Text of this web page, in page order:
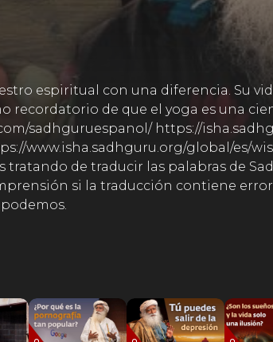
espiritual con una diferencia. Su
de que el yoga es una
sadhguruespanol/ https://
www.isha.sadhguru.org/global/es/
de traducir las palabras de
si la traducción contiene